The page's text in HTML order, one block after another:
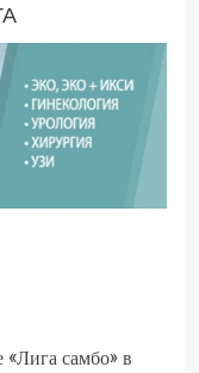
самбо» в